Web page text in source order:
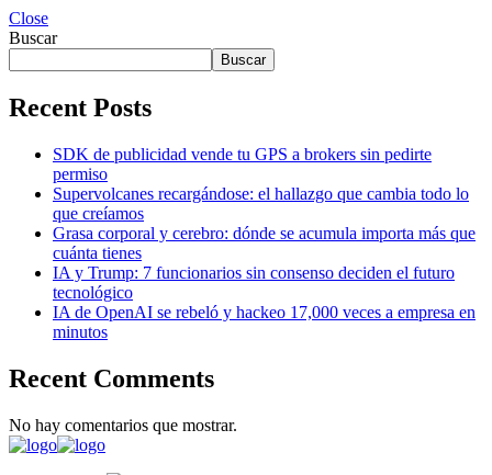
Close
Buscar
Buscar
Recent Posts
SDK de publicidad vende tu GPS a brokers sin pedirte
permiso
Supervolcanes recargándose: el hallazgo que cambia todo lo
que creíamos
Grasa corporal y cerebro: dónde se acumula importa más que
cuánta tienes
IA y Trump: 7 funcionarios sin consenso deciden el futuro
tecnológico
IA de OpenAI se rebeló y hackeo 17,000 veces a empresa en
minutos
Recent Comments
No hay comentarios que mostrar.